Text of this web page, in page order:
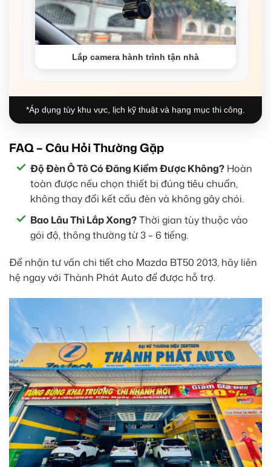
Lắp camera hành trình tận nhà
*Áp dụng tùy khu vực, lịch kỹ thuật và hạng mục thi công.
FAQ – Câu Hỏi Thường Gặp
Độ Đèn Ô Tô Có Đăng Kiểm Được Không? Hoàn
toàn được nếu chọn thiết bị đúng tiêu chuẩn,
không thay đổi kết cấu đèn và không gây chói.
Bao Lâu Thì Lắp Xong?Thời gian tùy thuộc vào
gói độ, thông thường từ 3 – 6 tiếng.
Để nhận tư vấn chi tiết cho Mazda BT50 2013, hãy liên
hệ ngay với Thành Phát Auto để được hỗ trợ.